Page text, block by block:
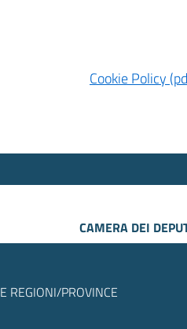
Cookie Policy
CAMERA DEI
REGIONI/PROVINCE